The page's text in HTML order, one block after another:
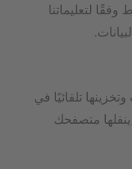
لتعليماتنا
تلقائيًا في
متصفحك